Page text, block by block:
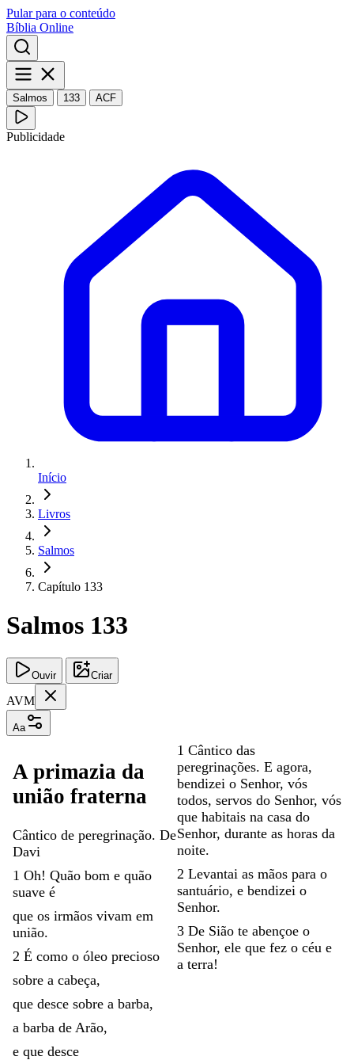
Pular para o conteúdo
Bíblia Online
Salmos 133 ACF
Publicidade
Início
Livros
Salmos
Capítulo 133
Salmos 133
Ouvir Criar
AVM
Aa
A primazia da
união fraterna
Cântico de peregrinação. De
Davi
1 Oh! Quão bom e quão
suave é
que os irmãos vivam em
união.
2 É como o óleo precioso
sobre a cabeça,
que desce sobre a barba,
a barba de Arão,
e que desce
1 Cântico das
peregrinações. E agora,
bendizei o Senhor, vós
todos, servos do Senhor, vós
que habitais na casa do
Senhor, durante as horas da
noite.
2 Levantai as mãos para o
santuário, e bendizei o
Senhor.
3 De Sião te abençoe o
Senhor, ele que fez o céu e
a terra!